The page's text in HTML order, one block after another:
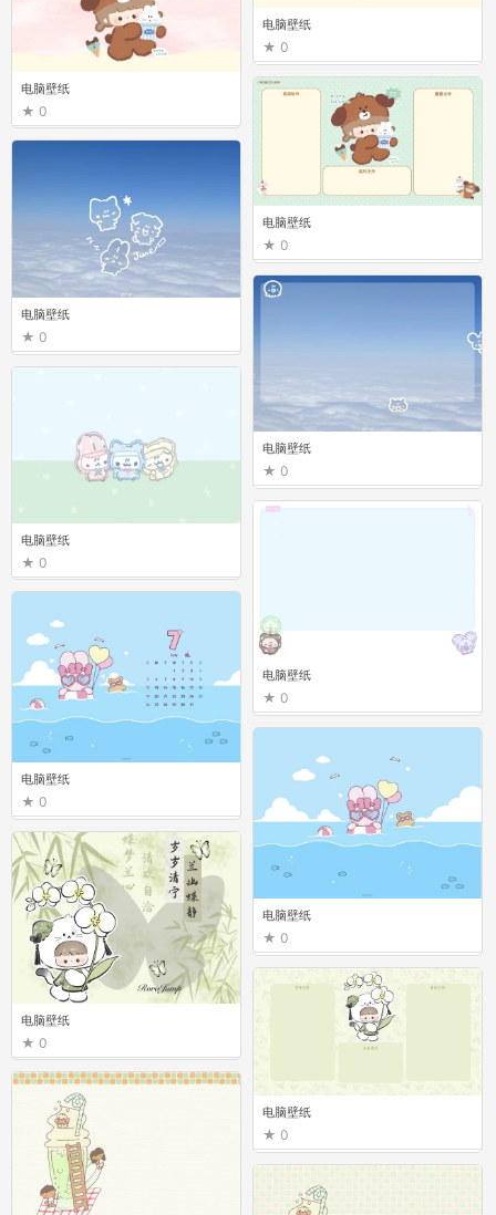
电脑壁纸
0
电脑壁纸
0
电脑壁纸
0
电脑壁纸
0
电脑壁纸
0
电脑壁纸
0
电脑壁纸
0
电脑壁纸
0
电脑壁纸
0
电脑壁纸
0
电脑壁纸
0